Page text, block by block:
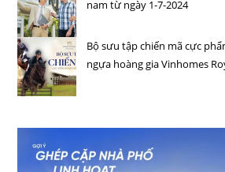
nam từ ngày 1-7-2024